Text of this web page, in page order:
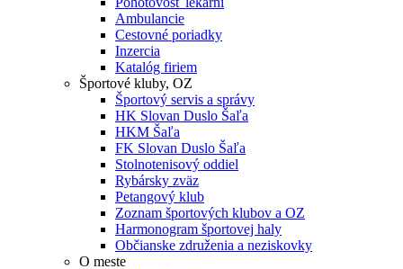
Ambulancie
Cestovné poriadky
Inzercia
Katalóg firiem
Športové kluby, OZ
Športový servis a správy
HK Slovan Duslo Šaľa
HKM Šaľa
FK Slovan Duslo Šaľa
Stolnotenisový oddiel
Rybársky zväz
Petangový klub
Zoznam športových klubov a OZ
Harmonogram športovej haly
Občianske združenia a neziskovky
O meste